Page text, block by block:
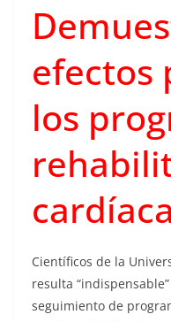
efectos
los
cardíaca
Científicos de la
resulta
seguimiento de